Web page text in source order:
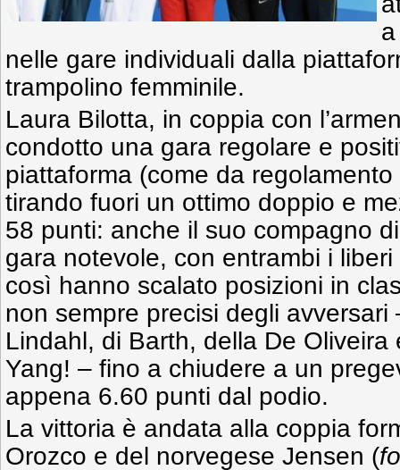
nelle gare individuali dalla
trampolino femminile.
Laura Bilotta, in coppia con
condotto una gara regolare e
piattaforma (come da
tirando fuori un ottimo doppio e
58 punti: anche il suo compagno
gara notevole, con entrambi i
così hanno scalato posizioni in
non sempre precisi degli
Lindahl, di Barth, della De Oliveira
Yang! – fino a chiudere a un
appena 6.60 punti dal podio.
La vittoria è andata alla coppia
Orozco e del norvegese Jensen (